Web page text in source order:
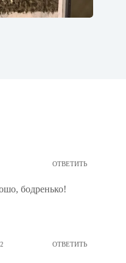
ОТВЕТИТЬ
бодренько!
ОТВЕТИТЬ